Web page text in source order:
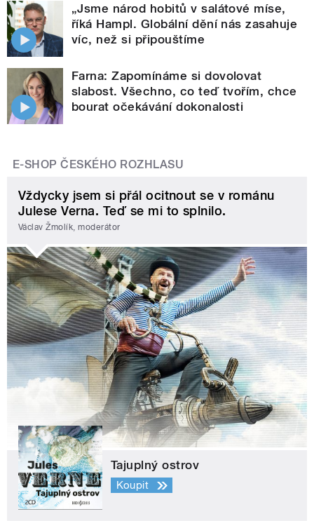
„Jsme národ hobitů v salátové míse,
říká Hampl. Globální dění nás zasahuje
víc, než si připouštíme
Farna: Zapomínáme si dovolovat
slabost. Všechno, co teď tvořím, chce
bourat očekávání dokonalosti
E-SHOP ČESKÉHO ROZHLASU
Vždycky jsem si přál ocitnout se v románu
Julese Verna. Teď se mi to splnilo.
Václav Žmolík, moderátor
Tajuplný ostrov
Koupit